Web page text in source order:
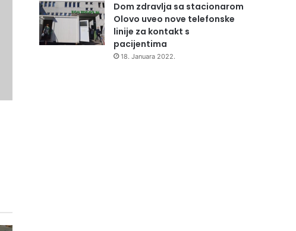
Dom zdravlja sa stacionarom
Olovo uveo nove telefonske
linije za kontakt s
pacijentima
18. Januara 2022.